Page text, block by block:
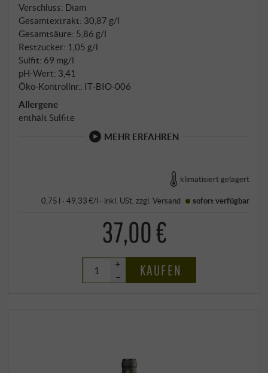
Verschluss: Diam
Gesamtextrakt: 30,87 g/l
Gesamtsäure: 5,86 g/l
Restzucker: 1,05 g/l
Sulfit: 69 mg/l
pH-Wert: 3,41
Öko-Kontrollnr.: IT‑BIO‑006
Allergene
enthält Sulfite
MEHR ERFAHREN
klimatisiert gelagert
0,75 l · 49,33 €/l · inkl. USt , zzgl.Versand sofort verfügbar
37,00 €
+
–
KAUFEN